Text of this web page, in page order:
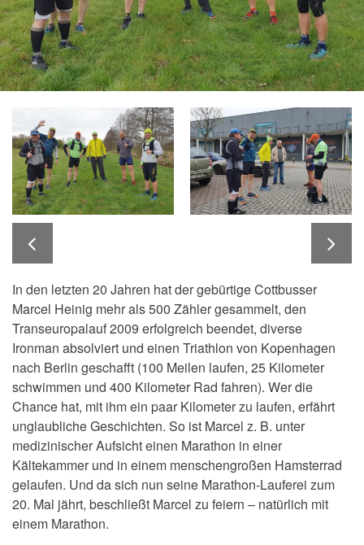
In den letzten 20 Jahren hat der gebürtige Cottbusser
Marcel Heinig mehr als 500 Zähler gesammelt, den
Transeuropalauf 2009 erfolgreich beendet, diverse
Ironman absolviert und einen Triathlon von Kopenhagen
nach Berlin geschafft (100 Meilen laufen, 25 Kilometer
schwimmen und 400 Kilometer Rad fahren). Wer die
Chance hat, mit ihm ein paar Kilometer zu laufen, erfährt
unglaubliche Geschichten. So ist Marcel z. B. unter
medizinischer Aufsicht einen Marathon in einer
Kältekammer und in einem menschengroßen Hamsterrad
gelaufen. Und da sich nun seine Marathon-Lauferei zum
20. Mal jährt, beschließt Marcel zu feiern – natürlich mit
einem Marathon.